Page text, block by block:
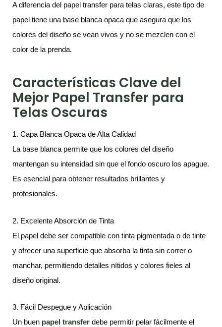
A diferencia del papel transfer para telas claras, este tipo de
papel tiene una base blanca opaca que asegura que los
colores del diseño se vean vivos y no se mezclen con el
color de la prenda.
Características Clave del
Mejor Papel Transfer para
Telas Oscuras
1. Capa Blanca Opaca de Alta Calidad
La base blanca permite que los colores del diseño
mantengan su intensidad sin que el fondo oscuro los apague.
Es esencial para obtener resultados brillantes y
profesionales.
2. Excelente Absorción de Tinta
El papel debe ser compatible con tinta pigmentada o de tinte
y ofrecer una superficie que absorba la tinta sin correr o
manchar, permitiendo detalles nítidos y colores fieles al
diseño original.
3. Fácil Despegue y Aplicación
Un buen papel transfer debe permitir pelar fácilmente el